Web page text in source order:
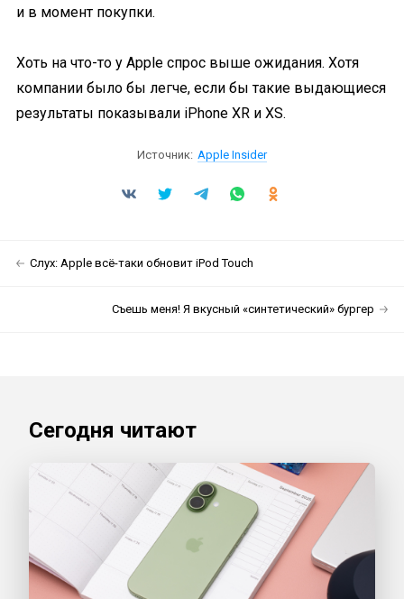
и в момент покупки.
Хоть на что-то у Apple спрос выше ожидания. Хотя
компании было бы легче, если бы такие выдающиеся
результаты показывали iPhone XR и XS.
Источник: Apple Insider
Слух: Apple всё-таки обновит iPod Touch
Съешь меня! Я вкусный «синтетический» бургер
Сегодня читают